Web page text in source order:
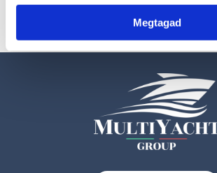
Megtagad